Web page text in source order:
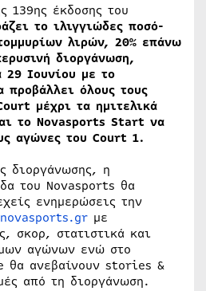
139ης έκδοσης του
το ιλιγγιώδες ποσό-
λιρών, 20% επάνω
διοργάνωση,
29 Ιουνίου με το
προβάλλει όλους τους
μέχρι τα ημιτελικά
το Novasports Start να
αγώνες του Court 1.
διοργάνωσης, η
του Novasports θα
ενημερώσεις την
novasports.gr με
σκορ, στατιστικά και
αγώνων ενώ στο
θα ανεβαίνουν stories &
από τη διοργάνωση.